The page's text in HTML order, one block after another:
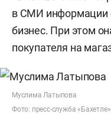
в СМИ информации
бизнес. При этом
покупателя на
Муслима Латыпова
Фото: пресс-служба «Бахетле»